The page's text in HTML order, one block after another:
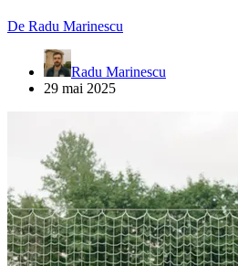
De Radu Marinescu
Radu Marinescu
29 mai 2025